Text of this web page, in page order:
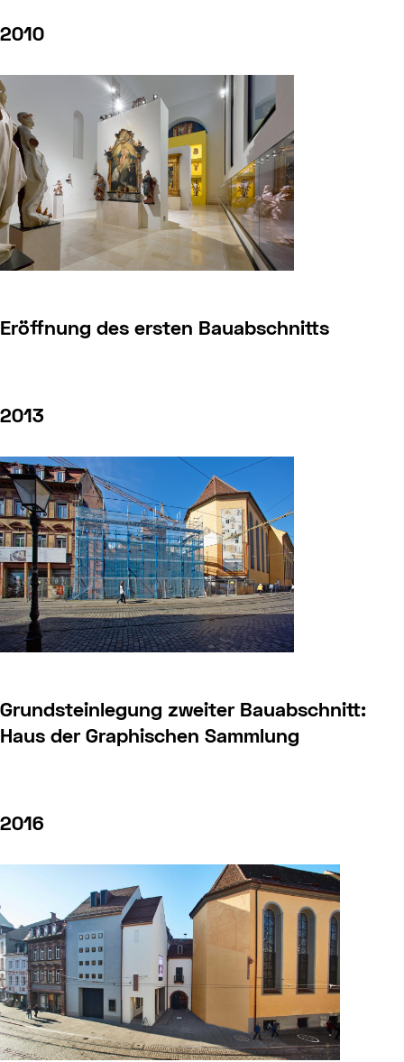
2010
Eröffnung des ersten Bauabschnitts
2013
Grundsteinlegung zweiter Bauabschnitt:
Haus der Graphischen Sammlung
2016